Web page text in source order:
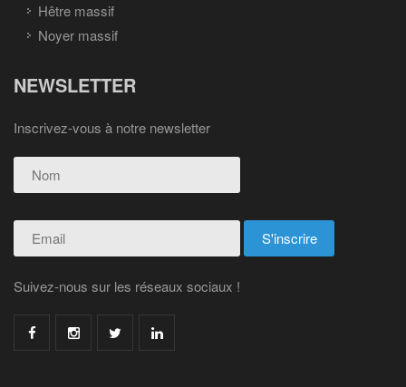
Hêtre massif
Noyer massif
NEWSLETTER
Inscrivez-vous à notre newsletter
Suivez-nous sur les réseaux sociaux !